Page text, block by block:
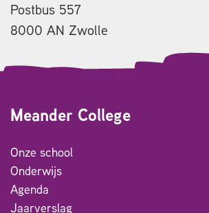
Postbus 557
8000 AN Zwolle
Meander College
Onze school
Onderwijs
Agenda
Jaarverslag